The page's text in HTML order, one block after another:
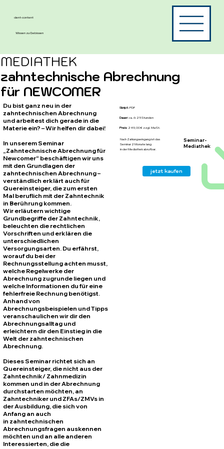
dent-content
Wissen zu Gebissen
Du bist ganz neu in der
zahntechnischen Abrechnung
und arbeitest dich gerade in die
Materie ein? – Wir helfen dir dabei!
In unserem Seminar
„Zahntechnische Abrechnung für
Newcomer“ beschäftigen wir uns
mit den Grundlagen der
zahntechnischen Abrechnung –
verständlich erklärt auch für
Quereinsteiger, die zum ersten
Mal beruflich mit der Zahntechnik
in Berührung kommen.
Wir erläutern wichtige
Grundbegriffe der Zahntechnik,
beleuchten die rechtlichen
Vorschriften und erklären die
unterschiedlichen
Versorgungsarten. Du erfährst,
worauf du bei der
Rechnungsstellung achten musst,
welche Regelwerke der
Abrechnung zugrunde liegen und
welche Informationen du für eine
fehlerfreie Rechnung benötigst.
Anhand von
Abrechnungsbeispielen und Tipps
veranschaulichen wir dir den
Abrechnungsalltag und
erleichtern dir den Einstieg in die
Welt der zahntechnischen
Abrechnung.
Dieses Seminar richtet sich an
Quereinsteiger, die nicht aus der
Zahntechnik/ Zahnmedizin
kommen und in der Abrechnung
durchstarten möchten, an
Zahntechniker und ZFAs/ZMVs in
der Ausbildung, die sich von
Anfang an auch
in zahntechnischen
Abrechnungsfragen auskennen
möchten und an alle anderen
Interessierten, die die
Skript:PDF
Dauer:ca. 6:25 Stunden
Preis:249,00 € zzgl. MwSt.
Nach Zahlungseingang ist das
Seminar 2 Monate lang
in der Mediathek abrufbar.
Seminar-
Mediathek
jetzt kaufen
MEDIATHEK
zahntechnische Abrechnung
für NEWCOMER